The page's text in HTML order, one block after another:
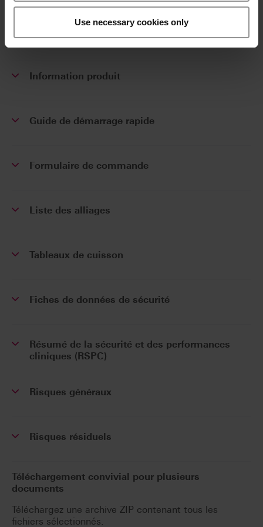
Use necessary cookies only
Accéder aux modes d'emploi
Information produit
Guide de démarrage rapide
Formulaire de commande
Liste des alliages
Tableaux de cuisson
Fiches de données de sécurité
Résumé de la sécurité et des performances
cliniques (RSPC)
Risques généraux
Risques résiduels
Téléchargement convivial pour plusieurs
documents
Téléchargez une archive ZIP contenant tous les
fichiers sélectionnés.